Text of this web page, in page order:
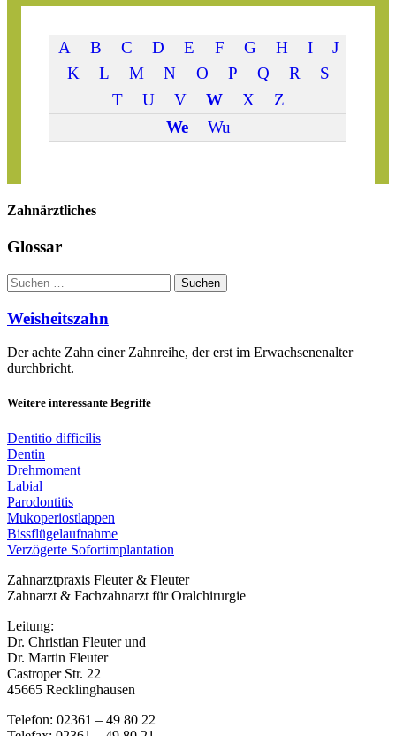
A B C D E F G H I
J
K
L M N O P Q R
S
T
U V W X
Z
We
Wu
Zahn­ärztliches
Glossar
Suchen Suchen
Weisheitszahn
Der achte Zahn einer Zahnreihe, der erst im Erwachsenenalter
durchbricht.
Weitere interessante Begriffe
Dentitio difficilis
Dentin
Drehmoment
Labial
Parodontitis
Mukoperiostlappen
Bissflügelaufnahme
Verzögerte Sofortimplantation
Zahnarztpraxis Fleuter & Fleuter
Zahnarzt & Fachzahnarzt für Oralchirurgie
Leitung:
Dr. Christian Fleuter und
Dr. Martin Fleuter
Castroper Str. 22
45665 Recklinghausen
Telefon: 02361 – 49 80 22